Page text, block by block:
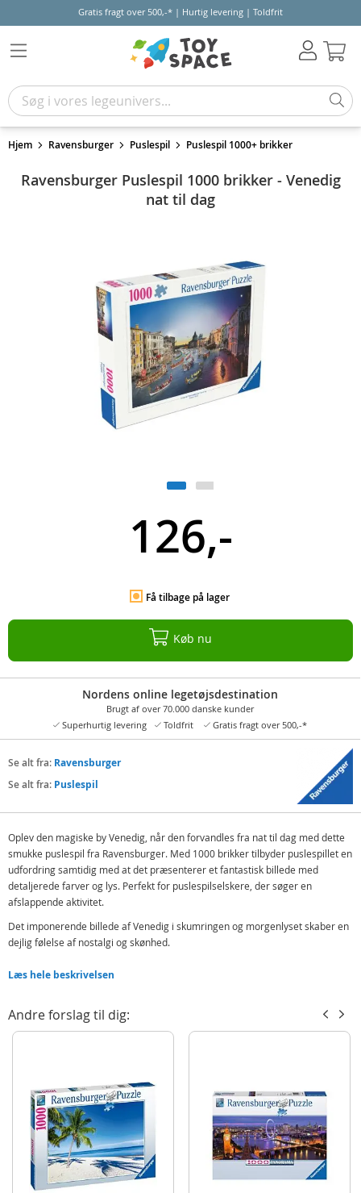
Gratis fragt over 500,-* | Hurtig levering | Toldfrit
Hjem Ravensburger Puslespil Puslespil 1000+ brikker
Ravensburger Puslespil 1000 brikker - Venedig
nat til dag
126,-
Få tilbage på lager
Køb nu
Nordens online legetøjsdestination
Brugt af over 70.000 danske kunder
Superhurtig levering
Toldfrit Gratis fragt over 500,-*
Se alt fra: Ravensburger
Se alt fra: Puslespil
Oplev den magiske by Venedig, når den forvandles fra nat til dag med dette
smukke puslespil fra Ravensburger. Med 1000 brikker tilbyder puslespillet en
udfordring samtidig med at det præsenterer et fantastisk billede med
detaljerede farver og lys. Perfekt for puslespilselskere, der søger en
afslappende aktivitet.
Det imponerende billede af Venedig i skumringen og morgenlyset skaber en
dejlig følelse af nostalgi og skønhed.
Detaljer:
Produktdetaljer
Model
4005555014331
Mærke
Læs hele beskrivelsen
Andre forslag til dig: